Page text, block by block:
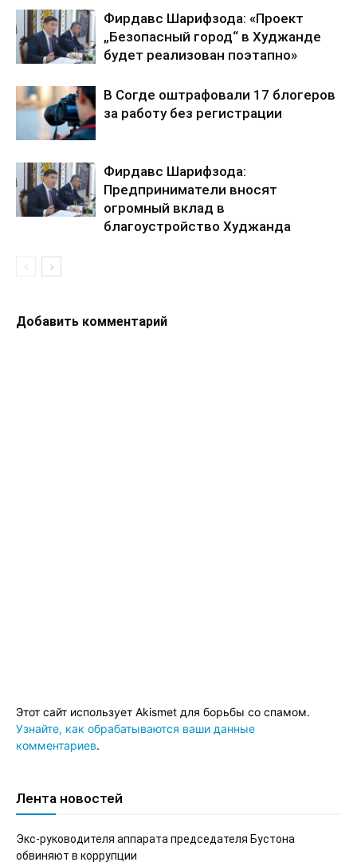
Фирдавс Шарифзода: «Проект
„Безопасный город“ в Худжанде
будет реализован поэтапно»
В Согде оштрафовали 17 блогеров
за работу без регистрации
Фирдавс Шарифзода:
Предприниматели вносят
огромный вклад в
благоустройство Худжанда
Добавить комментарий
Этот сайт использует Akismet для борьбы со спамом.
Узнайте, как обрабатываются ваши данные
комментариев.
Лента новостей
Экс-руководителя аппарата председателя Бустона
обвиняют в коррупции